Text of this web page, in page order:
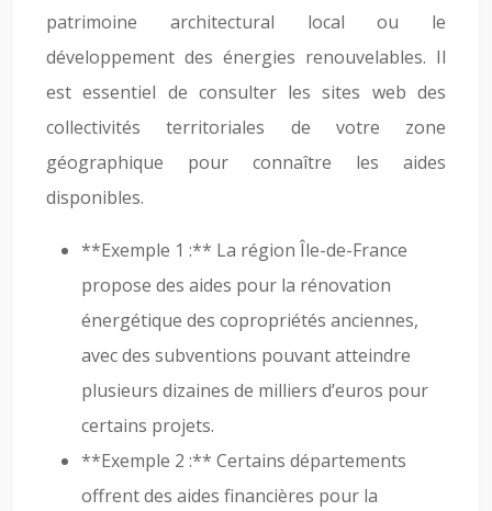
patrimoine architectural local ou le
développement des énergies renouvelables. Il
est essentiel de consulter les sites web des
collectivités territoriales de votre zone
géographique pour connaître les aides
disponibles.
**Exemple 1 :** La région Île-de-France
propose des aides pour la rénovation
énergétique des copropriétés anciennes,
avec des subventions pouvant atteindre
plusieurs dizaines de milliers d’euros pour
certains projets.
**Exemple 2 :** Certains départements
offrent des aides financières pour la